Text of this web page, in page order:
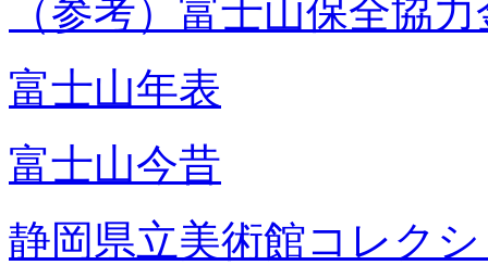
（参考）富士山保全協
富士山年表
富士山今昔
静岡県立美術館コレク